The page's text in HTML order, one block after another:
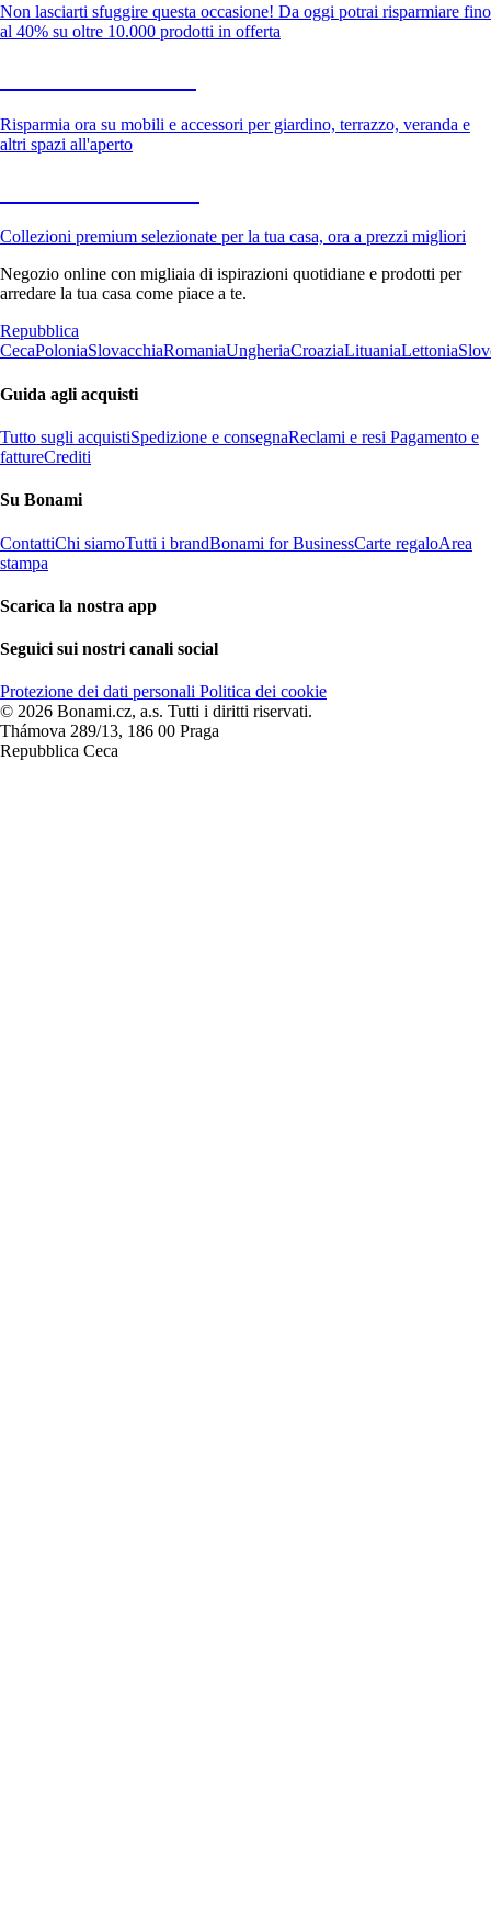
Non lasciarti sfuggire questa occasione! Da oggi potrai risparmiare fino
al 40% su oltre 10.000 prodotti in offerta
Risparmia ora su mobili e accessori per giardino, terrazzo, veranda e
altri spazi all'aperto
Collezioni premium selezionate per la tua casa, ora a prezzi migliori
Negozio online con migliaia di ispirazioni quotidiane e prodotti per
arredare la tua casa come piace a te.
Repubblica
CecaPoloniaSlovacchiaRomaniaUngheriaCroaziaLituaniaLettonia
Guida agli acquisti
Tutto sugli acquistiSpedizione e consegnaReclami e resi Pagamento e
fattureCrediti
Su Bonami
ContattiChi siamoTutti i brandBonami for BusinessCarte regaloArea
stampa
Scarica la nostra app
Seguici sui nostri canali social
Protezione dei dati personali Politica dei cookie
© 2026 Bonami.cz, a.s. Tutti i diritti riservati.
Thámova 289/13, 186 00 Praga
Repubblica Ceca